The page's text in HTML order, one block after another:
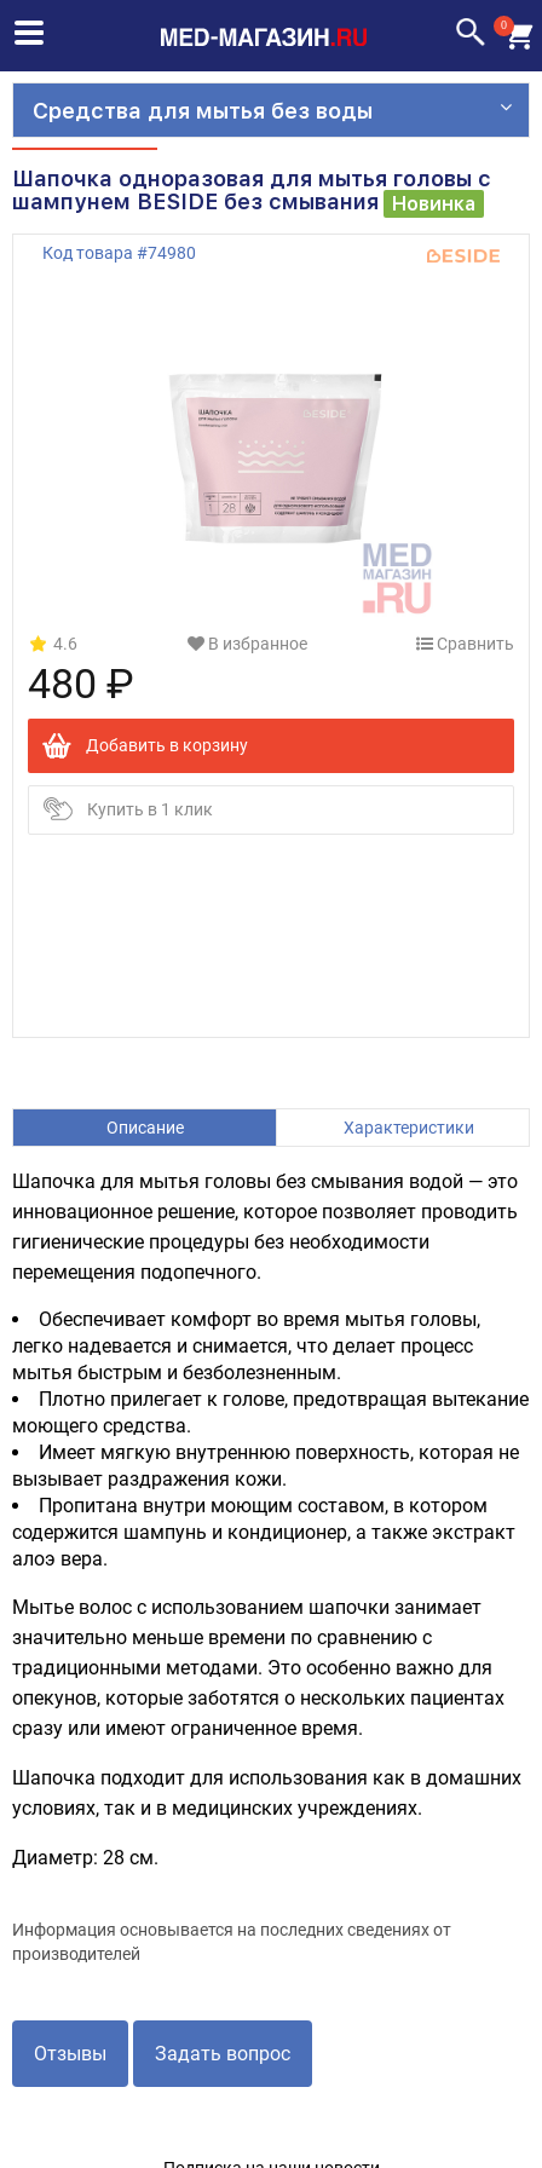
0
Средства для мытья без воды
Шапочка одноразовая для мытья головы с
шампунем BESIDE без смывания
Новинка
Код товара #74980
4.6 В избранное Сравнить
480 ₽
Добавить в корзину
Купить в 1 клик
Описание Характеристики
Шапочка для мытья головы без смывания водой — это
инновационное решение, которое позволяет проводить
гигиенические процедуры без необходимости
перемещения подопечного.
Обеспечивает комфорт во время мытья головы,
легко надевается и снимается, что делает процесс
мытья быстрым и безболезненным.
Плотно прилегает к голове, предотвращая вытекание
моющего средства.
Имеет мягкую внутреннюю поверхность, которая не
вызывает раздражения кожи.
Пропитана внутри моющим составом, в котором
содержится шампунь и кондиционер, а также экстракт
алоэ вера.
Мытье волос с использованием шапочки занимает
значительно меньше времени по сравнению с
традиционными методами. Это особенно важно для
опекунов, которые заботятся о нескольких пациентах
сразу или имеют ограниченное время.
Шапочка подходит для использования как в домашних
условиях, так и в медицинских учреждениях.
Диаметр: 28 см.
Информация основывается на последних сведениях от
производителей
Отзывы Задать вопрос